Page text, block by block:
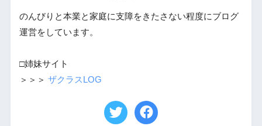
のんびりと本業と家庭に支障をきたさない程度にブログ
運営をしています。
□姉妹サイト
＞＞＞ ザクラスLOG